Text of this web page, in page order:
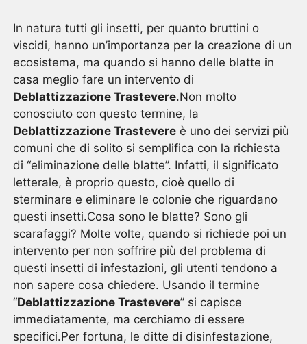
In natura tutti gli insetti, per quanto bruttini o
viscidi, hanno un’importanza per la creazione di un
ecosistema, ma quando si hanno delle blatte in
casa meglio fare un intervento di
Deblattizzazione Trastevere.Non molto
conosciuto con questo termine, la
Deblattizzazione Trastevere è uno dei servizi più
comuni che di solito si semplifica con la richiesta
di “eliminazione delle blatte”. Infatti, il significato
letterale, è proprio questo, cioè quello di
sterminare e eliminare le colonie che riguardano
questi insetti.Cosa sono le blatte? Sono gli
scarafaggi? Molte volte, quando si richiede poi un
intervento per non soffrire più del problema di
questi insetti di infestazioni, gli utenti tendono a
non sapere cosa chiedere. Usando il termine
“Deblattizzazione Trastevere” si capisce
immediatamente, ma cerchiamo di essere
specifici.Per fortuna, le ditte di disinfestazione,